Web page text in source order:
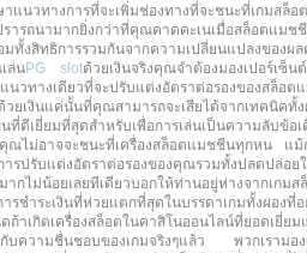
นวทางการที่จะเพิ่มช่องทางที่จะชนะที่เกมสล็อ
ารถนามากยิ่งกว่าที่คุณคาดคะเนเมื่อสล็อตแมช
ทั้งสิทธิการรวมกันจากความเปลี่ยนแปลงของผ
ล่นPG slotด้วยเงินจริงคุณจำต้องมองเปอร์เซ็น
วทางเดียวที่จะปรับแต่งอัตราต่อรองของสล็อต
ยเงินแค่นั้นที่คุณสามารถจะเสียได้จากเทคนิคทั้ง
ยี่ยมที่สุดสำหรับเพื่อการเล่นเป็นความลับข้อเ
ณไม่อาจจะชนะที่เครื่องสล็อตแมชชีนทุกหน แม้
การปรับแต่งอัตราต่อรองของคุณรวมทั้งปลดปล่
ไม่น้อยเลยทีเดียวบอกให้ท่านอยู่ห่างจากเกมส
รชำระเงินที่ห่วยแตกที่สุดในบรรดาเกมทั้งผองที่
เกิดเครื่องสล็อตในคาสิโนออนไลน์ที่ยอดเยี่ยม
กับความชื่นชอบของเกมจริงๆแล้ว พวกเรามอง